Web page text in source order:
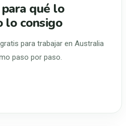
qué lo
lo consigo
para trabajar en Australia
paso por paso.